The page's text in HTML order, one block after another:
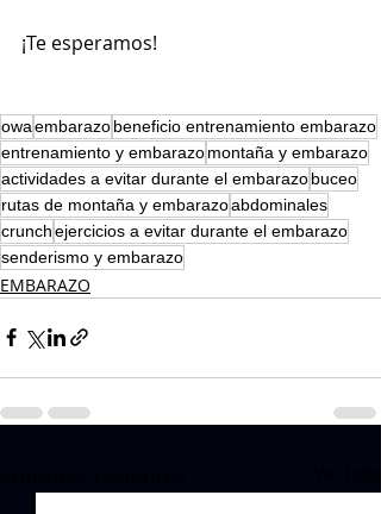
¡Te esperamos!
owaembarazobeneficio entrenamiento embarazo
entrenamiento y embarazomontaña y embarazo
actividades a evitar durante el embarazobuceo
rutas de montaña y embarazoabdominales
crunchejercicios a evitar durante el embarazo
senderismo y embarazo
EMBARAZO